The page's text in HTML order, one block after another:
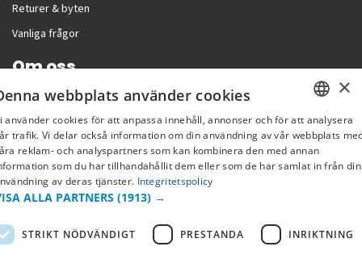
Returer & byten
Vanliga frågor
Om oss
Företagsinformation
SWEDISH
FI
×
webbplats använder cookies
använder cookies för att anpassa innehåll, annonser och för att analysera
trafik. Vi delar också information om din användning av vår webbplats
reklam- och analyspartners som kan kombinera den med annan
som du har tillhandahållit dem eller som de har samlat in från din
av deras tjänster. Integritetspolicy
ALLA PARTNERS (1913) →
STRIKT NÖDVÄNDIGT PRESTANDA INRIKTNING